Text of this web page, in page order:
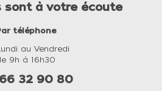
sont à votre écoute
téléphone
au Vendredi
9h à 16h30
32 90 80